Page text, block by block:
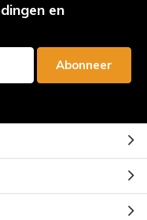
en
Abonneer